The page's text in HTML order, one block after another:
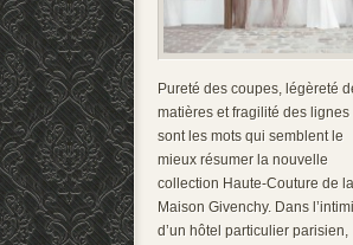
Pureté des coupes, légèreté
matières et fragilité des lignes
sont les mots qui semblent le
mieux résumer la nouvelle
collection Haute-Couture de la
Maison Givenchy. Dans
d’un hôtel particulier parisien,